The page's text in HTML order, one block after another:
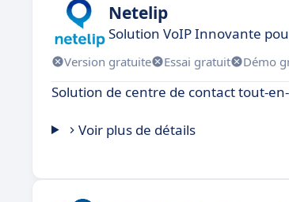
Netelip
Solution VoIP Innovante
Version gratuite Essai gratuit Démo
Solution de centre de contact tout-
Voir plus de détails